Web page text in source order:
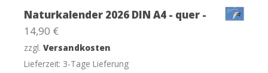
Naturkalender 2026 DIN A4 - quer -
14,90 €
zzgl. Versandkosten
Lieferzeit: 3-Tage Lieferung